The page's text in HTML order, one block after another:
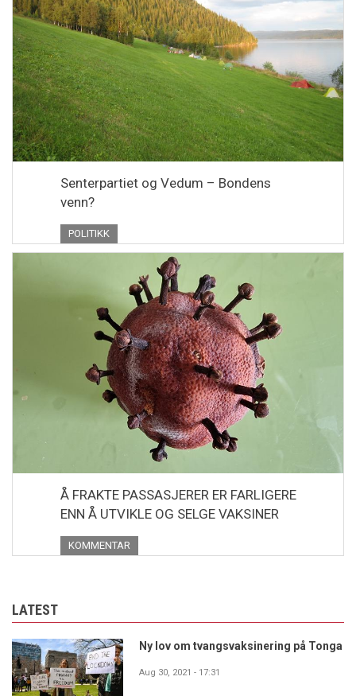
Senterpartiet og Vedum – Bondens
venn?
POLITIKK
Å FRAKTE PASSASJERER ER FARLIGERE
ENN Å UTVIKLE OG SELGE VAKSINER
KOMMENTAR
LATEST
Ny lov om tvangsvaksinering på Tonga
Aug 30, 2021 - 17:31